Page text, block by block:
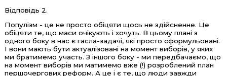
Відповідь 2.
Популізм - це не просто обіцяти щось не здійсненне. Це
обіцяти те, що маси очікують і хочуть. В цьому плані з
одного боку в нас є гасла-задачі, які просто сформульовані.
І вони мають бути актуалізовані на момент виборів, у яких
ми братимемо участь. З іншого боку - ми передбачаємо, що
на момент виборів ми матимемо вже (!) розроблений план
першочергових реформ. А це і є те, що люди завжди